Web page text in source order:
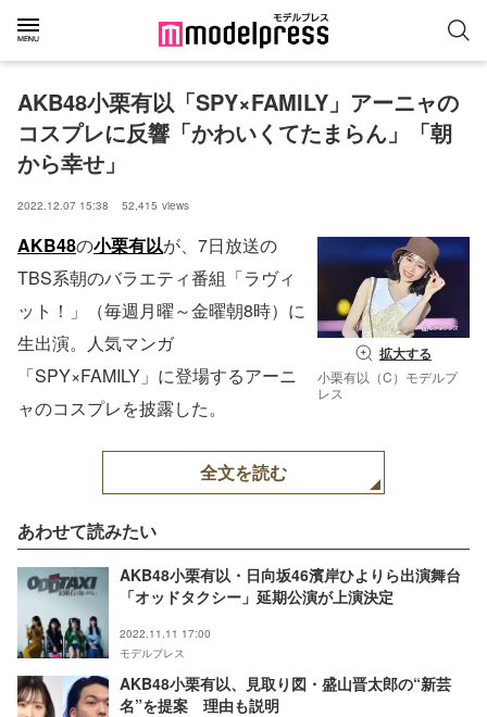
AKB48小栗有以「SPY×FAMILY」アーニャの
コスプレに反響「かわいくてたまらん」「朝
から幸せ」
2022.12.07 15:38 52,415 views
拡大する
小栗有以（C）モデルプ
レス
AKB48の小栗有以が、7日放送の
TBS系朝のバラエティ番組「ラヴィ
ット！」（毎週月曜～金曜朝8時）に
生出演。人気マンガ
「SPY×FAMILY」に登場するアーニ
ャのコスプレを披露した。
全文を読む
あわせて読みたい
AKB48小栗有以・日向坂46濱岸ひよりら出演舞台
「オッドタクシー」延期公演が上演決定
2022.11.11 17:00
モデルプレス
AKB48小栗有以、見取り図・盛山晋太郎の“新芸
名”を提案 理由も説明